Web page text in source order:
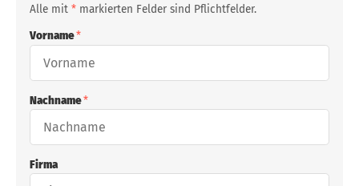
Alle mit * markierten Felder sind Pflichtfelder.
Vorname
Nachname
Firma